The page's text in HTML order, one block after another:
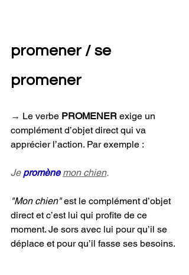
promener / se
promener
→ Le verbe PROMENER exige un
complément d’objet direct qui va
apprécier l’action. Par exemple :
Je promène mon chien.
"Mon chien" est le complément d’objet
direct et c’est lui qui profite de ce
moment. Je sors avec lui pour qu’il se
déplace et pour qu’il fasse ses besoins.